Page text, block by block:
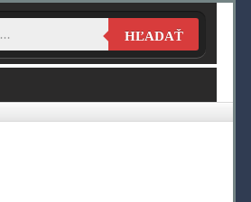
HĽADAŤ